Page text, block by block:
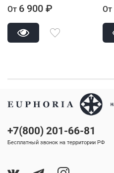
От 6 900 ₽ От
+7(800) 201-66-81
Бесплатный звонок на территории РФ